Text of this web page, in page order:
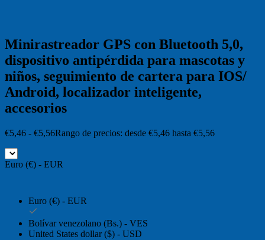
Minirastreador GPS con Bluetooth 5,0,
dispositivo antipérdida para mascotas y
niños, seguimiento de cartera para IOS/
Android, localizador inteligente,
accesorios
€5,46 - €5,56Rango de precios: desde €5,46 hasta €5,56
Euro (€) - EUR
Euro (€) - EUR
Bolívar venezolano (Bs.) - VES
United States dollar ($) - USD